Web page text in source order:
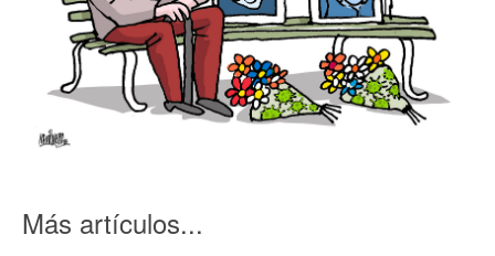
Más artículos...